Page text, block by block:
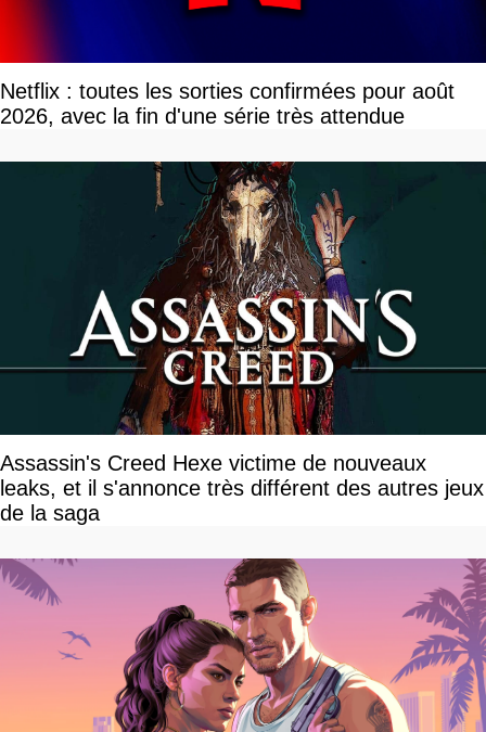
Netflix : toutes les sorties confirmées pour août
2026, avec la fin d'une série très attendue
Assassin's Creed Hexe victime de nouveaux
leaks, et il s'annonce très différent des autres jeux
de la saga